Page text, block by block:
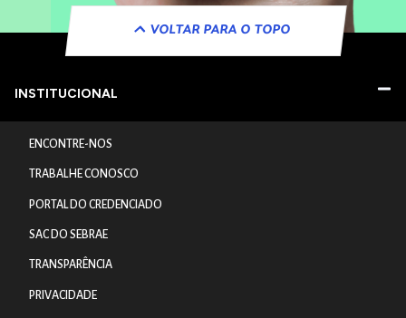
VOLTAR PARA O TOPO
INSTITUCIONAL
ENCONTRE-NOS
TRABALHE CONOSCO
PORTAL DO CREDENCIADO
SAC DO SEBRAE
TRANSPARÊNCIA
PRIVACIDADE